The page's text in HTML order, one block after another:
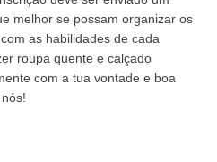
melhor se possam organizar os
as habilidades de cada
roupa quente e calçado
com a tua vontade e boa